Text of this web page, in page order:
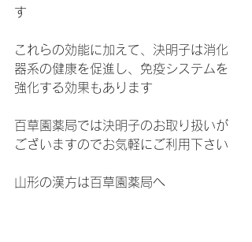
す
これらの効能に加えて、決明子は消化
器系の健康を促進し、免疫システムを
強化する効果もあります
百草園薬局では決明子のお取り扱いが
ございますのでお気軽にご利用下さい
山形の漢方は百草園薬局へ